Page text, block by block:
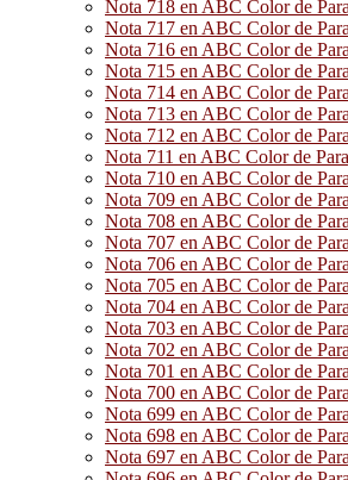
Nota 718 en ABC Color de
Nota 717 en ABC Color de
Nota 716 en ABC Color de
Nota 715 en ABC Color de
Nota 714 en ABC Color de
Nota 713 en ABC Color de
Nota 712 en ABC Color de
Nota 711 en ABC Color de
Nota 710 en ABC Color de
Nota 709 en ABC Color de
Nota 708 en ABC Color de
Nota 707 en ABC Color de
Nota 706 en ABC Color de
Nota 705 en ABC Color de
Nota 704 en ABC Color de
Nota 703 en ABC Color de
Nota 702 en ABC Color de
Nota 701 en ABC Color de
Nota 700 en ABC Color de
Nota 699 en ABC Color de
Nota 698 en ABC Color de
Nota 697 en ABC Color de